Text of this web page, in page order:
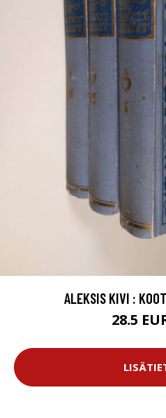
ALEKSIS KIVI :
28.5